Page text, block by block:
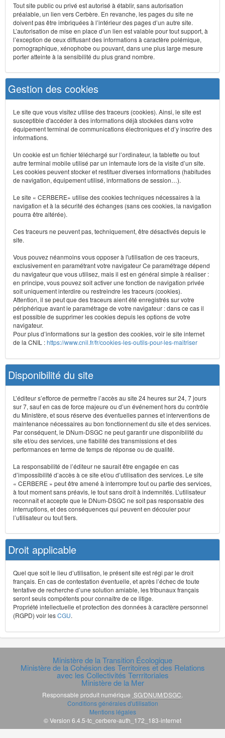
Tout site public ou privé est autorisé à établir, sans autorisation
préalable, un lien vers Cerbère. En revanche, les pages du site ne
doivent pas être imbriquées à l’intérieur des pages d’un autre site.
L’autorisation de mise en place d’un lien est valable pour tout support, à
l’exception de ceux diffusant des informations à caractère polémique,
pornographique, xénophobe ou pouvant, dans une plus large mesure
porter atteinte à la sensibilité du plus grand nombre.
Gestion des cookies
Le site que vous visitez utilise des traceurs (cookies). Ainsi, le site est
susceptible d'accéder à des informations déjà stockées dans votre
équipement terminal de communications électroniques et d’y inscrire des
informations.
Un cookie est un fichier téléchargé sur l’ordinateur, la tablette ou tout
autre terminal mobile utilisé par un internaute lors de la visite d’un site.
Les cookies peuvent stocker et restituer diverses informations (habitudes
de navigation, équipement utilisé, informations de session…).
Le site « CERBERE» utilise des cookies techniques nécessaires à la
navigation et à la sécurité des échanges (sans ces cookies, la navigation
pourra être altérée).
Ces traceurs ne peuvent pas, techniquement, être désactivés depuis le
site.
Vous pouvez néanmoins vous opposer à l'utilisation de ces traceurs,
exclusivement en paramétrant votre navigateur Ce paramétrage dépend
du navigateur que vous utilisez, mais il est en général simple à réaliser :
en principe, vous pouvez soit activer une fonction de navigation privée
soit uniquement interdire ou restreindre les traceurs (cookies).
Attention, il se peut que des traceurs aient été enregistrés sur votre
périphérique avant le paramétrage de votre navigateur : dans ce cas il
est possible de supprimer les cookies depuis les options de votre
navigateur.
Pour plus d’informations sur la gestion des cookies, voir le site internet
de la CNIL :https://www.cnil.fr/fr/cookies-les-outils-pour-les-maitriser
Disponibilité du site
L’éditeur s’efforce de permettre l’accès au site 24 heures sur 24, 7 jours
sur 7, sauf en cas de force majeure ou d’un événement hors du contrôle
du Ministère, et sous réserve des éventuelles pannes et interventions de
maintenance nécessaires au bon fonctionnement du site et des services.
Par conséquent, le DNum-DSGC ne peut garantir une disponibilité du
site et/ou des services, une fiabilité des transmissions et des
performances en terme de temps de réponse ou de qualité.
La responsabilité de l’éditeur ne saurait être engagée en cas
d’impossibilité d’accès à ce site et/ou d’utilisation des services. Le site
« CERBERE » peut être amené à interrompre tout ou partie des services,
à tout moment sans préavis, le tout sans droit à indemnités. L’utilisateur
reconnaît et accepte que le DNum-DSGC ne soit pas responsable des
interruptions, et des conséquences qui peuvent en découler pour
l’utilisateur ou tout tiers.
Droit applicable
Quel que soit le lieu d’utilisation, le présent site est régi par le droit
français. En cas de contestation éventuelle, et après l’échec de toute
tentative de recherche d’une solution amiable, les tribunaux français
seront seuls compétents pour connaître de ce litige.
Propriété intellectuelle et protection des données à caractère personnel
(RGPD) voir lesCGU.
Ministère de la Transition Écologique
Ministère de la Cohésion des Territoires et des Relations
avec les Collectivités Terrritoriales
Ministère de la Mer
Responsable produit numérique SG/DNUM/DSGC
Conditions générales d'utilisation
Mentions légales
© Version 6.4.5-tc_cerbere-auth_172_183-internet